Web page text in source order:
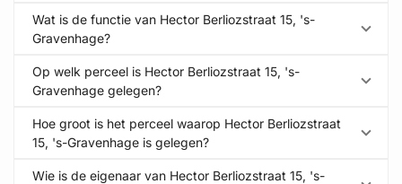
Wat is de functie van Hector Berliozstraat 15, 's-
Gravenhage?
Op welk perceel is Hector Berliozstraat 15, 's-
Gravenhage gelegen?
Hoe groot is het perceel waarop Hector Berliozstraat
15, 's-Gravenhage is gelegen?
Wie is de eigenaar van Hector Berliozstraat 15, 's-